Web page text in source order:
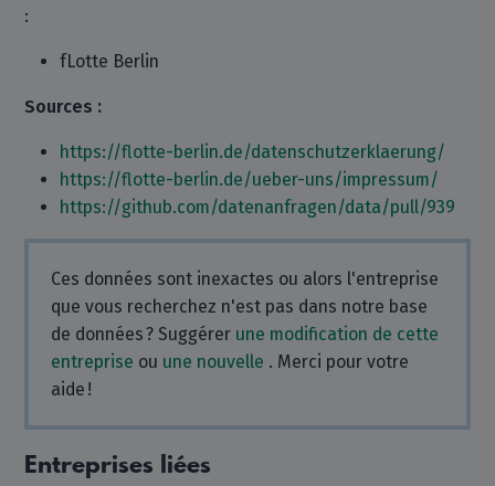
:
fLotte Berlin
Sources :
https://flotte-berlin.de/datenschutzerklaerung/
https://flotte-berlin.de/ueber-uns/impressum/
https://github.com/datenanfragen/data/pull/939
Ces données sont inexactes ou alors l'entreprise
que vous recherchez n'est pas dans notre base
de données ? Suggérer une modification de cette
entreprise ou une nouvelle . Merci pour votre
aide !
Entreprises liées